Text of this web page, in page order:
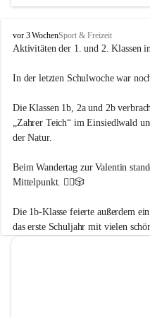
Freude am gemeinsamen
Umweltbewusstsein –
Wir fördern ein achtsames
Handeln.
Die Kinder lernen, ihre
schützen und
übernehmen. Durch
Verständnis für
nachhaltige Lebensweisen.
V
S
ö
c
h
a
h
-
M
u
t
h
vor 3 WochenSport & Freizeit
Aktivitäten der 1. und 2. Klassen
In der letzten Schulwoche war
Die Klassen 1b, 2a und 2b
„Zahrer Teich“ im Einsiedlwald
der Natur.
Beim Wandertag zur Valentin
Mittelpunkt. 🚶‍♀️🎲
Die 1b-Klasse feierte außerdem
das erste Schuljahr mit vielen